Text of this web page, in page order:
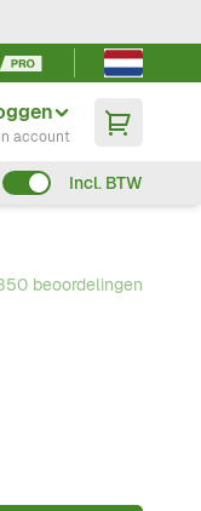
Taal kiezen
account
Incl. BTW
beoordelingen